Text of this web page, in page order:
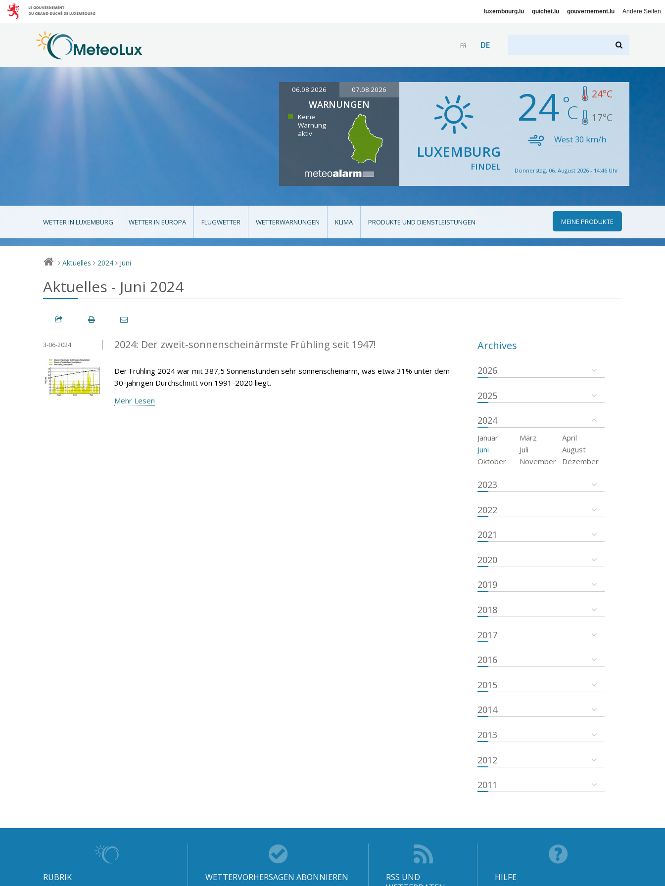
luxembourg.lu guichet.lu gouvernement.lu Andere Seiten
FR DE
06.08.2026 07.08.2026
WARNUNGEN
Keine
Warnung
aktiv
LUXEMBURG
FINDEL
24 24°C
17°C
West30 km/h
Donnerstag, 06. August 2026 - 14:46 Uhr
WETTER IN LUXEMBURG WETTER IN EUROPA FLUGWETTER WETTERWARNUNGEN KLIMA PRODUKTE UND DIENSTLEISTUNGEN MEINE PRODUKTE
> Aktuelles > 2024 > Juni
Aktuelles - Juni 2024
2024: Der zweit-sonnenscheinärmste Frühling seit 1947!
3-06-2024
Der Frühling 2024 war mit 387,5 Sonnenstunden sehr sonnenscheinarm, was etwa 31% unter dem
30-jährigen Durchschnitt von 1991-2020 liegt.
Mehr Lesen
Archives
2026
2025
2024
Januar März
April
Juni
Juli
August
Oktober
November Dezember
2023
2022
2021
2020
2019
2018
2017
2016
2015
2014
2013
2012
2011
RUBRIK WETTERVORHERSAGEN ABONNIEREN
RSS UND
HILFE